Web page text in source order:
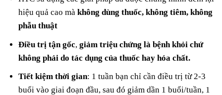
hiệu quả cao màkhông dùng thuốc, không tiêm, không
phẫu thuật
Điều trị tận gốc,giảm triệu chứng là bệnh khỏi chứ
không phải do tác dụng của thuốc hay hóa chất.
Tiết kiệm thời gian: 1 tuần bạn chỉ cần điều trị từ 2-3
buổi vào giai đoạn đầu, sau đó giảm dần 1 buổi/tuần, 1